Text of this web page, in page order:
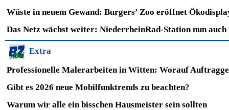
Wüste in neuem Gewand: Burgers’ Zoo eröffnet
Das Netz wächst weiter: NiederrheinRad-Station nun auch
Extra
Professionelle Malerarbeiten in Witten: Worauf
Gibt es 2026 neue Mobilfunktrends zu beachten?
Warum wir alle ein bisschen Hausmeister sein sollten